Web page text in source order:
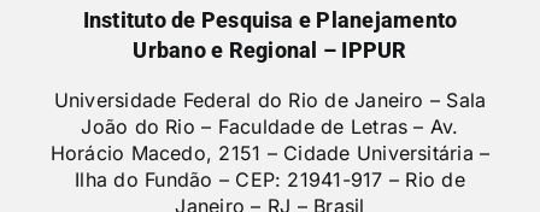
Instituto de Pesquisa e Planejamento
Urbano e Regional – IPPUR
Universidade Federal do Rio de Janeiro – Sala
João do Rio – Faculdade de Letras – Av.
Horácio Macedo, 2151 – Cidade Universitária –
Ilha do Fundão – CEP: 21941-917 – Rio de
Janeiro – RJ – Brasil